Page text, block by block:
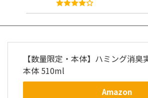
【数量限定・本体】ハミング消臭
本体 510ml
Amazon